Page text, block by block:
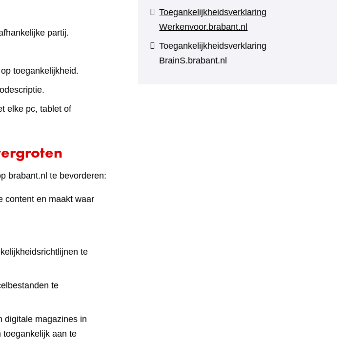
partij.
toegankelijkheid.
elke pc, tablet of
brabant.nl te bevorderen:
content en maakt waar
te
te
digitale magazines in
toegankelijk aan te
Toegankelijkheidsverklaring
Werkenvoor.brabant.nl
Toegankelijkheidsverklaring
BrainS.brabant.nl